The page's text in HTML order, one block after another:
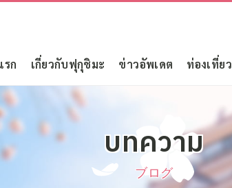
ก เกี่ยวกับฟุกุชิมะ ข่าวอัพเดต ท่องเที่ยว
บทความ
ブログ